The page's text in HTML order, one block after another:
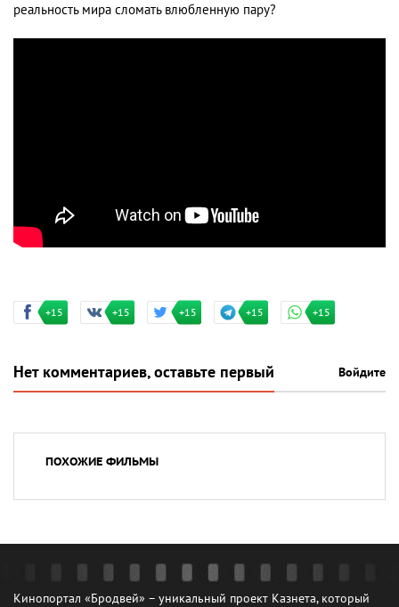
реальность мира сломать влюбленную пару?
+15 +15 +15 +15 +15
Нет комментариев, оставьте первый Войдите
ПОХОЖИЕ ФИЛЬМЫ
Кинопортал «Бродвей» – уникальный проект Казнета, который